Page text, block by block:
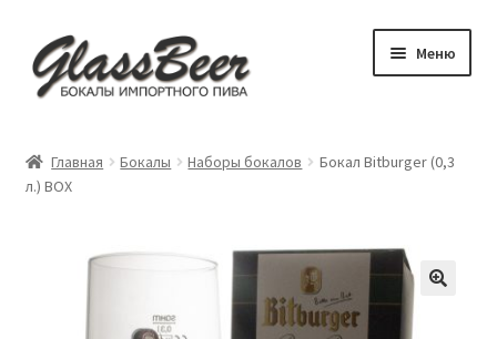
Перейти
к
навигации
Перейти
к
содержимому
Меню
Аксессуары
Посуда для детей
Главная Бокалы Наборы бокалов
Бокал Bitburger (0,3
л.) BOX